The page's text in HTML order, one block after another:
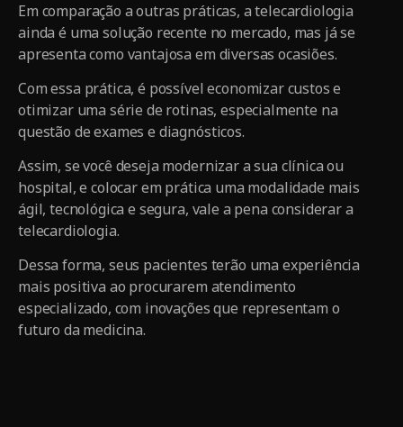
Em comparação a outras práticas, a telecardiologia
ainda é uma solução recente no mercado, mas já se
apresenta como vantajosa em diversas ocasiões.
Com essa prática, é possível economizar custos e
otimizar uma série de rotinas, especialmente na
questão de exames e diagnósticos.
Assim, se você deseja modernizar a sua clínica ou
hospital, e colocar em prática uma modalidade mais
ágil, tecnológica e segura, vale a pena considerar a
telecardiologia.
Dessa forma, seus pacientes terão uma experiência
mais positiva ao procurarem atendimento
especializado, com inovações que representam o
futuro da medicina.